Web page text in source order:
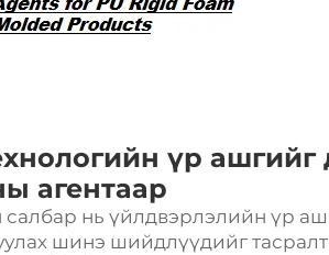
үр ашгийг
агентаар
нь үйлдвэрлэлийн үр
шинэ шийдлүүдийг